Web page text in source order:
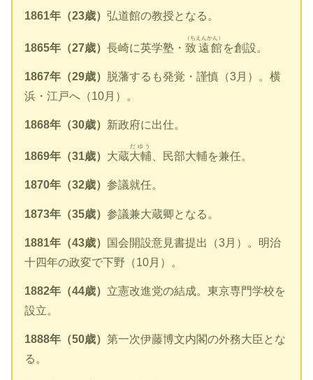
1861年（23歳）弘道館の教授となる。
1865年（27歳）長崎に英学塾・致遠館
（ちえんかん）
を創設。
1867年（29歳） 脱藩するも発覚・謹慎（3月）。横
浜・江戸へ（10月）。
1868年（30歳） 新政府に出仕。
1869年（31歳） 大蔵大輔
だゆう
、民部大輔を兼任。
1870年（32歳）参議就任。
1873年（35歳）参議兼大蔵卿となる。
1881年（43歳） 国会開設意見書提出（3月）。明治
十四年の政変で下野（10月）。
1882年（44歳） 立憲改進党の結成。東京専門学校を
設立。
1888年（50歳）第一次伊藤博文内閣の外務大臣とな
る。